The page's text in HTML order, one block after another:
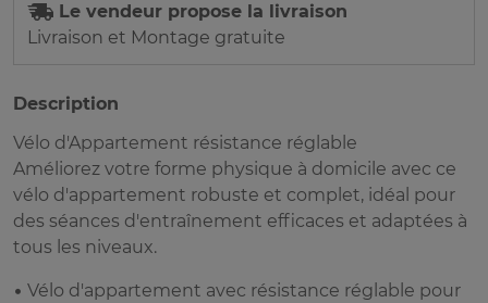
Le vendeur propose la livraison
Livraison et Montage gratuite
Description
Vélo d'Appartement résistance réglable
Améliorez votre forme physique à domicile avec ce
vélo d'appartement robuste et complet, idéal pour
des séances d'entraînement efficaces et adaptées à
tous les niveaux.
• Vélo d'appartement avec résistance réglable pour